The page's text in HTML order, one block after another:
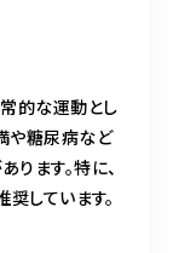
的な運動とし
や糖尿病など
ます。特に、
しています。